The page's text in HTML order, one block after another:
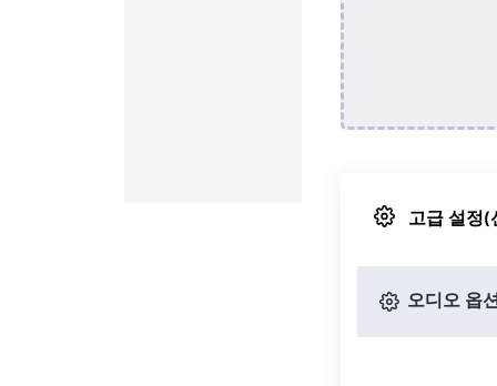
고급 설정(
오디오 옵